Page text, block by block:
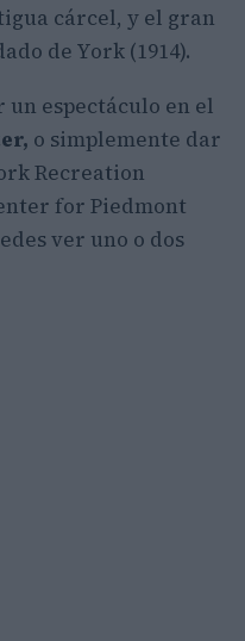
cárcel, y el gran
de York (1914).
un espectáculo en el
o simplemente dar
Recreation
for Piedmont
ver uno o dos